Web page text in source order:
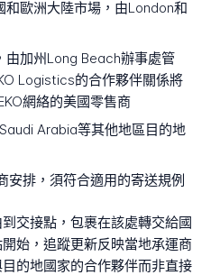
和歐洲大陸市場，由London和
由加州Long Beach辦事處管
Logistics的合作夥伴關係將
網絡的美國零售商
Arabia等其他地區目的地
安排，須符合適用的寄送規例
交接點，包裹在該處轉交給國
始，追蹤更新反映當地承運商
的地國家的合作夥伴而非直接